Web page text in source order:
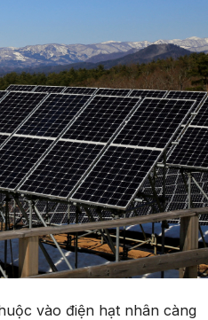
vào điện hạt nhân càng